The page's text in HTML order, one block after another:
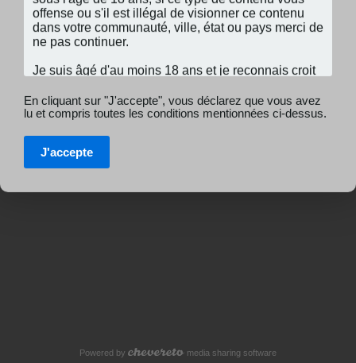
En cliquant sur "J'accepte", vous déclarez que vous avez
lu et compris toutes les conditions mentionnées ci-dessus.
J'accepte
Powered by media sharing software